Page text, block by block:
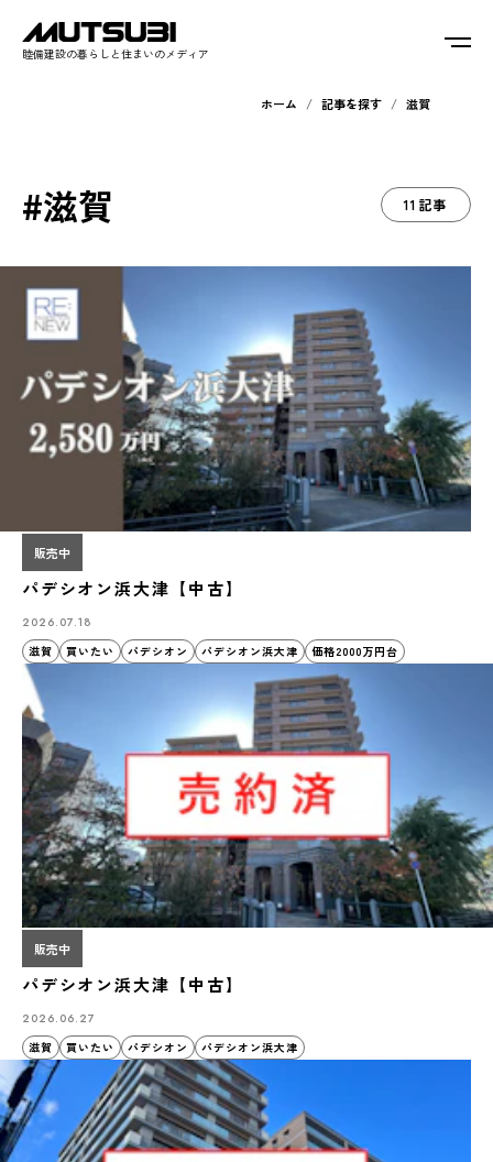
睦備建設の暮らしと住まいのメディア
ホーム 記事を探す 滋賀
#滋賀 11記事
販売中
パデシオン浜大津【中古】
2026.07.18
滋賀
買いたい パデシオン パデシオン浜大津 価格2000万円台
販売中
パデシオン浜大津【中古】
2026.06.27
滋賀
買いたい パデシオン パデシオン浜大津